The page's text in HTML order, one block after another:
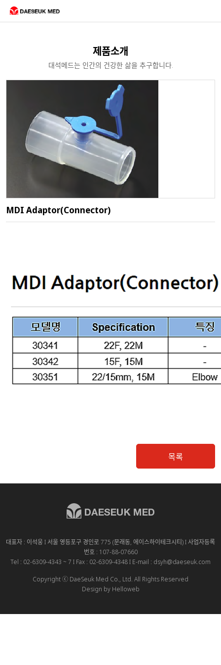
제품소개
대석메드는 인간의 건강한 삶을 추구합니다.
MDI Adaptor(Connector)
목록
대표자 : 이석웅 I 서울 영등포구 경인로 775 (문래동, 에이스하이테크시티) I 사업자등록
번호 : 107-88-07660
Tel : 02-6309-4343 ~ 7 I Fax : 02-6309-4348 I E-mail : dsyh@daeseuk.com
Copyright ⓒ DaeSeuk Med Co., Ltd. All Rights Reserved
Design by Helloweb